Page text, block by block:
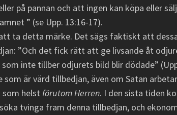
på pannan och att ingen kan köpa eller
” (se Upp. 13:16-17).
ta detta märke. Det sägs faktiskt att
”Och det fick rätt att ge livsande åt
inte tillber odjurets bild blir dödade”
som är värd tillbedjan, även om Satan
helst förutom Herren. I den sista tiden
tvinga fram denna tillbedjan, och